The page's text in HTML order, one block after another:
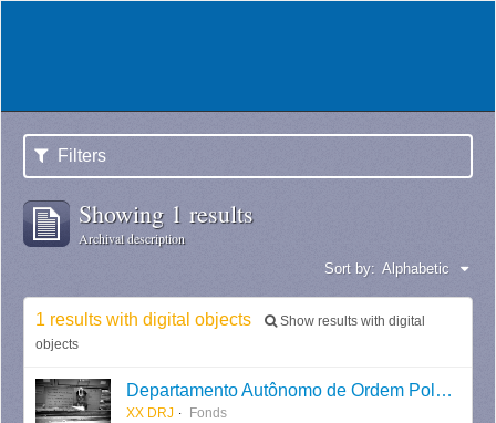
Filters
Showing 1 results
Archival description
Sort by: Alphabetic
1 results with digital objects
Show results with digital
objects
Departamento Autônomo de Ordem Política e Social do Estado do Rio de Janeiro
XX DRJ Fonds